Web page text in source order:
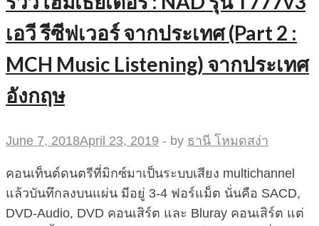
เอวี รีซีฟเวอร์ จากประเทศ (Part 2 :
MCH Music Listening) จากประเทศ
อังกฤษ
June 7, 2018April 23, 2019 - by ธานี โหมดสง่า
คอนเท็นต์ดนตรีที่มิกซ์มาเป็นระบบเสียง multichannel
แล้วบันทึกลงบนแผ่น มีอยู่ 3-4 ฟอร์แม็ต นั่นคือ SACD,
DVD-Audio, DVD คอนเสิร์ต และ Bluray คอนเสิร์ต แต่